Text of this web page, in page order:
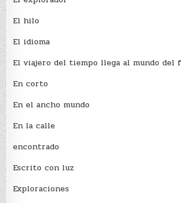
El hilo
El idioma
El viajero del tiempo llega al mundo del
En corto
En el ancho mundo
En la calle
encontrado
Escrito con luz
Exploraciones